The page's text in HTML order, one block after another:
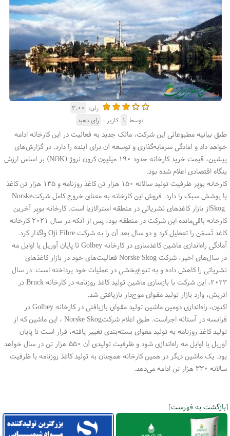
رای: ۳.۰۰
توسط ۱ کاربر - رای دهید
طبق بیانیه مطبوعاتی این شرکت، مالک جدید به فعالیت در این کارخانه ادامه
خواهد داد و آمادگی سرمایه‌گذاری و توسعه آن برای آینده را دارد. در گزارش‌های
پیشین، قیمت خرید کارخانه حدود ۱۹۰ میلیون کرون نروژ
(NOK) بر اساس ارزش
بنگاه اقتصادی اعلام شده بود.
کارخانه بویِر ظرفیت تولید سالانه ۱۵۰ هزار تن کاغذ روزنامه و ۱۳۵ هزار تن کاغذ
با پوشش سبک را دارد. فروش این کارخانه به معنای خروج کامل شرکتNorske
Skogاز بازار کاغذهای نشریاتی در منطقه استرالازیا است. کارخانه بویِر آخرین
کارخانه باقی‌مانده این شرکت در منطقه بود، پس از آنکه در سال ۲۰۲۱ کارخانه
کاغذ تَسمَن را تعطیل کرد و دو سال بعد آن را به شرکتOji Fibreواگذار کرد.
آمادگی راه‌اندازی ماشین کاغذسازی در کارخانهGolbeyتا پایان آوریل یا اوایل مه
در سال‌های اخیر، شرکتNorske Skog فعالیت‌های خود در بازار کاغذهای
نشریاتی را کاهش داده و به تنوع‌بخشی در عملیات خود پرداخته است. در سال
۲۰۲۳، این شرکت با بازسازی ماشین تولید کاغذ روزنامه در کارخانه
Bruckدر
اتریش، وارد بازار تولید مقوای موج‌دار بازیافتی شد.
اکنون، راه‌اندازی دومین ماشین تولید مقوای بازیافتی در کارخانهGolbeyدر
فرانسه در آستانه اجراست. طبق اعلام شرکتNorske Skog ، این ماشین که از
تولید کاغذ روزنامه به تولید مقوای بسته‌بندی تغییر یافته، قرار است تا پایان
آوریل یا اوایل مه راه‌اندازی شود و ظرفیت تولیدی آن ۵۵۰ هزار تن در سال خواهد
بود. یک ماشین دیگر در همین کارخانه همچنان به تولید کاغذ روزنامه با ظرفیت
سالانه ۳۳۰ هزار تن ادامه می‌دهد
.
[بازگشت به فهرست]